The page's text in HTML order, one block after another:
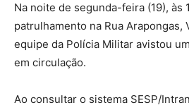
Na noite de segunda-feira (19), às
patrulhamento na Rua Arapongas,
equipe da Polícia Militar avistou
em circulação.
Ao consultar o sistema SESP/